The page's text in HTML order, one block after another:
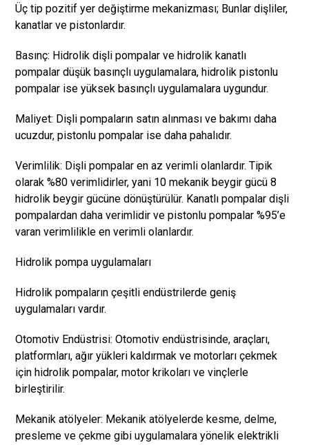
Üç tip pozitif yer değiştirme mekanizması; Bunlar dişliler,
kanatlar ve pistonlardır.
Basınç: Hidrolik dişli pompalar ve hidrolik kanatlı
pompalar düşük basınçlı uygulamalara, hidrolik pistonlu
pompalar ise yüksek basınçlı uygulamalara uygundur.
Maliyet: Dişli pompaların satın alınması ve bakımı daha
ucuzdur, pistonlu pompalar ise daha pahalıdır.
Verimlilik: Dişli pompalar en az verimli olanlardır. Tipik
olarak %80 verimlidirler, yani 10 mekanik beygir gücü 8
hidrolik beygir gücüne dönüştürülür. Kanatlı pompalar dişli
pompalardan daha verimlidir ve pistonlu pompalar %95’e
varan verimlilikle en verimli olanlardır.
Hidrolik pompa uygulamaları
Hidrolik pompaların çeşitli endüstrilerde geniş
uygulamaları vardır.
Otomotiv Endüstrisi: Otomotiv endüstrisinde, araçları,
platformları, ağır yükleri kaldırmak ve motorları çekmek
için hidrolik pompalar, motor krikoları ve vinçlerle
birleştirilir.
Mekanik atölyeler: Mekanik atölyelerde kesme, delme,
presleme ve çekme gibi uygulamalara yönelik elektrikli